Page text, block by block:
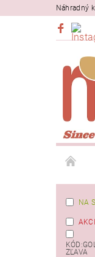
Náhradný
NA
ZĽAVA